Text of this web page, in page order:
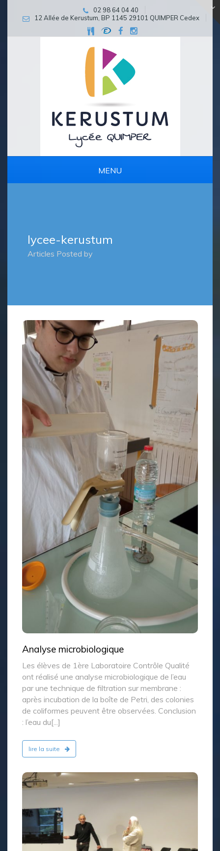
02 98 64 04 40
12 Allée de Kerustum, BP 1145 29101 QUIMPER Cedex
MENU
lycee-kerustum
Articles Posted by
Analyse microbiologique
Les élèves de 1ère Laboratoire Contrôle Qualité
ont réalisé une analyse microbiologique de l’eau
par une technique de filtration sur membrane :
après incubation de la boîte de Petri, des colonies
de coliformes peuvent être observées. Conclusion
: l’eau du[...]
lire la suite